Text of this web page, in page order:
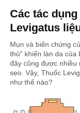
Các tác
Levigatus
Mụn và biến chứng
thủ” khiến làn da
đây cũng được nhiều
sẹo. Vậy, Thuốc
như thế nào?